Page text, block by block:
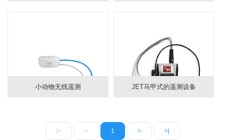
小动物无线遥测 JET马甲式的遥测设备
|< < 1 > >|